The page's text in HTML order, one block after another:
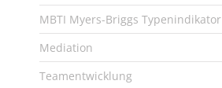
MBTI Myers-Briggs Typenindikator
Mediation
Teamentwicklung